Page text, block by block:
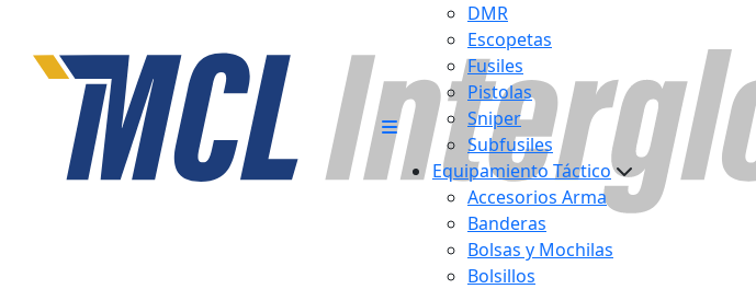
DMR
Escopetas
Fusiles
Pistolas
Sniper
Subfusiles
Equipamiento Táctico
Accesorios Arma
Banderas
Bolsas y Mochilas
Bolsillos